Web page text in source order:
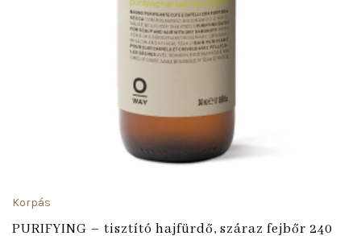
Korpás
PURIFYING – tisztító hajfürdő, száraz fejbőr 240